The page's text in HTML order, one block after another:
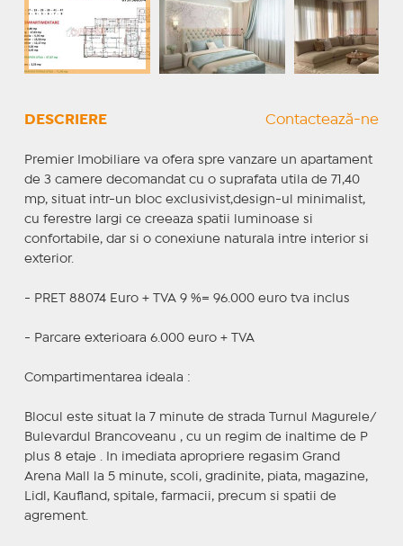
DESCRIERE Contactează-ne
Premier Imobiliare va ofera spre vanzare un apartament
de 3 camere decomandat cu o suprafata utila de 71,40
mp, situat intr-un bloc exclusivist,design-ul minimalist,
cu ferestre largi ce creeaza spatii luminoase si
confortabile, dar si o conexiune naturala intre interior si
exterior.
- PRET 88074 Euro + TVA 9 %= 96.000 euro tva inclus
- Parcare exterioara 6.000 euro + TVA
Compartimentarea ideala :
Blocul este situat la 7 minute de strada Turnul Magurele/
Bulevardul Brancoveanu , cu un regim de inaltime de P
plus 8 etaje . In imediata apropriere regasim Grand
Arena Mall la 5 minute, scoli, gradinite, piata, magazine,
Lidl, Kaufland, spitale, farmacii, precum si spatii de
agrement.